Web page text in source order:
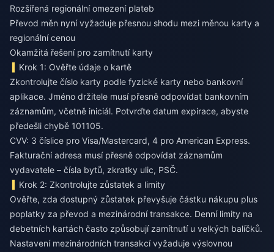
Rozšířená regionální omezení plateb
Převod měn nyní vyžaduje přesnou shodu mezi měnou karty a
regionální cenou
Okamžitá řešení pro zamítnutí karty
Krok 1: Ověřte údaje o kartě
Zkontrolujte číslo karty podle fyzické karty nebo bankovní
aplikace. Jméno držitele musí přesně odpovídat bankovním
záznamům, včetně iniciál. Potvrďte datum expirace, abyste
předešli chybě 101105.
CVV: 3 číslice pro Visa/Mastercard, 4 pro American Express.
Fakturační adresa musí přesně odpovídat záznamům
vydavatele – čísla bytů, zkratky ulic, PSČ.
Krok 2: Zkontrolujte zůstatek a limity
Ověřte, zda dostupný zůstatek převyšuje částku nákupu plus
poplatky za převod a mezinárodní transakce. Denní limity na
debetních kartách často způsobují zamítnutí u velkých balíčků.
Nastavení mezinárodních transakcí vyžaduje výslovnou